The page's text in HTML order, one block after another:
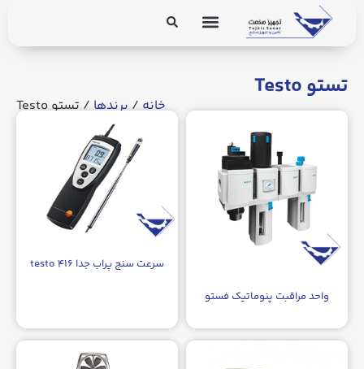
تستو Testo
خانه/برندها/ تستو Testo
واحد مراقبت پنوماتیک فستو
سرعت سنج پراب جدا testo ۴۱۶